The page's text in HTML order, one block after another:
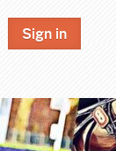
Sign in